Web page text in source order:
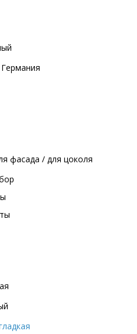
Германия
фасада / для цоколя